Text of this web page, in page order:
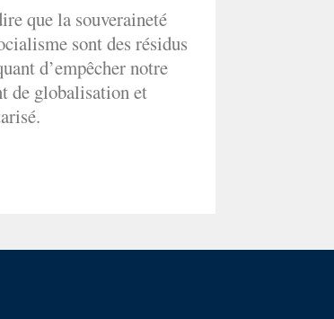
que la souveraineté
sont des résidus
d’empêcher notre
de globalisation et